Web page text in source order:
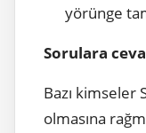
yörünge
Sorulara
Bazı kimseler
olmasına